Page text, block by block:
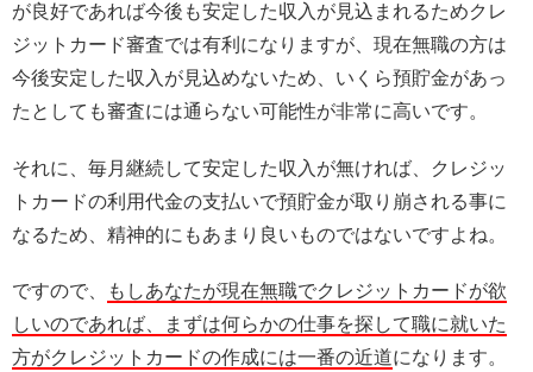
が良好であれば今後も安定した収入が見込まれるためクレ
ジットカード審査では有利になりますが、現在無職の方は
今後安定した収入が見込めないため、いくら預貯金があっ
たとしても審査には通らない可能性が非常に高いです。
それに、毎月継続して安定した収入が無ければ、クレジッ
トカードの利用代金の支払いで預貯金が取り崩される事に
なるため、精神的にもあまり良いものではないですよね。
ですので、
もしあなたが現在無職でクレジットカードが欲
しいのであれば、まずは何らかの仕事を探して職に就いた
方がクレジットカードの作成には一番の近道になります。